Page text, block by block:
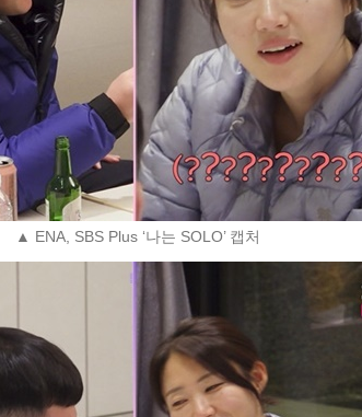
▲ ENA, SBS Plus ‘나는 SOLO’ 캡처